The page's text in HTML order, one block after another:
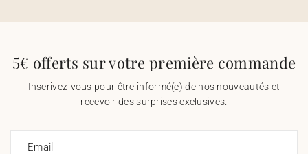
5€ offerts sur votre première commande
Inscrivez-vous pour être informé(e) de nos nouveautés et
recevoir des surprises exclusives.
Email